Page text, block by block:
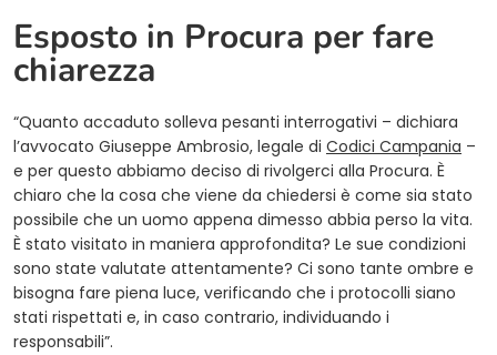
Esposto in Procura per fare
chiarezza
“Quanto accaduto solleva pesanti interrogativi – dichiara
l’avvocato Giuseppe Ambrosio, legale di Codici Campania –
e per questo abbiamo deciso di rivolgerci alla Procura. È
chiaro che la cosa che viene da chiedersi è come sia stato
possibile che un uomo appena dimesso abbia perso la vita.
È stato visitato in maniera approfondita? Le sue condizioni
sono state valutate attentamente? Ci sono tante ombre e
bisogna fare piena luce, verificando che i protocolli siano
stati rispettati e, in caso contrario, individuando i
responsabili”.